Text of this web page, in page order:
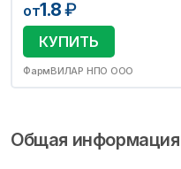
от1.8₽
КУПИТЬ
ФармВИЛАР НПО ООО
Общая информация